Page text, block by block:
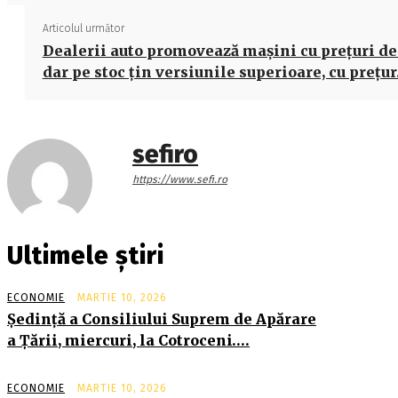
Articolul următor
Dealerii auto promovează maşini cu preţuri de
dar pe stoc ţin versiunile superioare, cu
sefiro
https://www.sefi.ro
Ultimele știri
ECONOMIE MARTIE 10, 2026
Şedinţă a Consiliului Suprem de Apărare
a Ţării, miercuri, la Cotroceni….
ECONOMIE MARTIE 10, 2026